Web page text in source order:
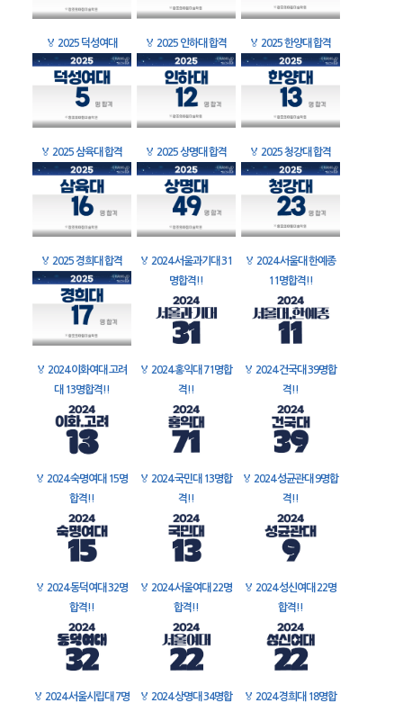
🏅 2025 덕성여대 🏅 2025 인하대 합격 🏅 2025 한양대 합격
🏅 2025 삼육대 합격 🏅 2025 상명대 합격 🏅 2025 청강대 합격
🏅 2025 경희대 합격 🏅 2024 서울과기대 31
명합격!!
🏅 2024 서울대 한예종
11명합격!!
🏅 2024 이화여대 고려
대 13명합격!!
🏅 2024 홍익대 71명합
격!!
🏅 2024 건국대 39명합
격!!
🏅 2024 숙명여대 15명
합격!!
🏅 2024 국민대 13명합
격!!
🏅 2024 성균관대 9명합
격!!
🏅 2024 동덕여대 32명
합격!!
🏅 2024 서울여대 22명
합격!!
🏅 2024 성신여대 22명
합격!!
🏅 2024 서울시립대 7명
🏅 2024 상명대 34명합
🏅 2024 경희대 18명합